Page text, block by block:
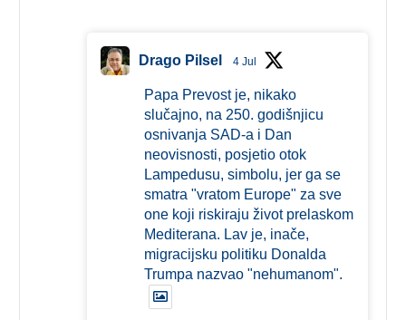
Drago Pilsel 4 Jul
Papa Prevost je, nikako
slučajno, na 250. godišnjicu
osnivanja SAD-a i Dan
neovisnosti, posjetio otok
Lampedusu, simbolu, jer ga se
smatra "vratom Europe" za sve
one koji riskiraju život prelaskom
Mediterana. Lav je, inače,
migracijsku politiku Donalda
Trumpa nazvao "nehumanom".